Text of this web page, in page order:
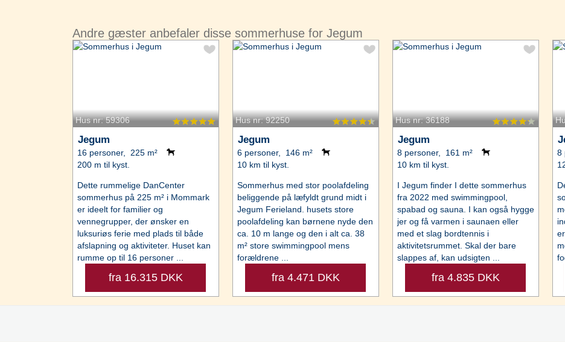
Andre gæster anbefaler disse sommerhuse for Jegum
Hus nr: 59306
Jegum
16 personer, 225 m²
200 m til kyst.
Dette rummelige DanCenter
sommerhus på 225 m² i Mommark
er ideelt for familier og
vennegrupper, der ønsker en
luksuriøs ferie med plads til både
afslapning og aktiviteter. Huset kan
rumme op til 16 personer ...
fra 16.315 DKK
Hus nr: 92250
Jegum
6 personer, 146 m²
10 km til kyst.
Sommerhus med stor poolafdeling
beliggende på læfyldt grund midt i
Jegum Ferieland. husets store
poolafdeling kan børnene nyde den
ca. 10 m lange og den i alt ca. 38
m² store swimmingpool mens
forældrene ...
fra 4.471 DKK
Hus nr: 36188
Jegum
8 personer, 161 m²
10 km til kyst.
I Jegum finder I dette sommerhus
fra 2022 med swimmingpool,
spabad og sauna. I kan også hygge
jer og få varmen i saunaen eller
med et slag bordtennis i
aktivitetsrummet. Skal der bare
slappes af, kan udsigten ...
fra 4.835 DKK
8